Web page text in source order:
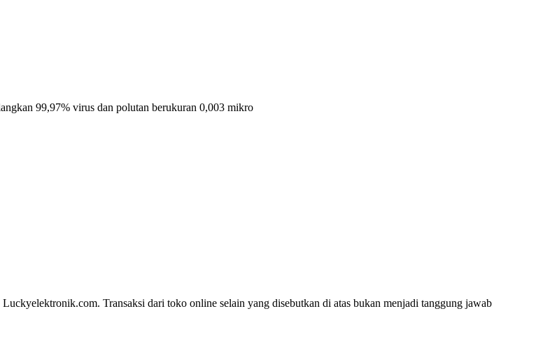
99,97% virus dan polutan berukuran 0,003 mikro
Transaksi dari toko online selain yang disebutkan di atas bukan menjadi tanggung jawab